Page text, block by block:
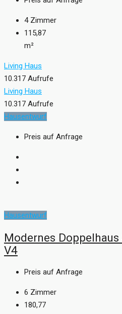
4 Zimmer
115,87
m²
Living Haus
10.317 Aufrufe
Living Haus
10.317 Aufrufe
Hausentwurf
Preis auf Anfrage
Hausentwurf
Modernes Doppelhaus
V4
Preis auf Anfrage
6 Zimmer
180,77